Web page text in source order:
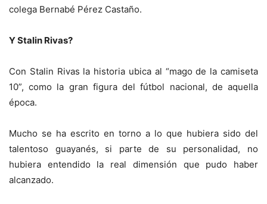
colega Bernabé Pérez Castaño.
Y Stalin Rivas?
Con Stalin Rivas la historia ubica al “mago de la camiseta
10”, como la gran figura del fútbol nacional, de aquella
época.
Mucho se ha escrito en torno a lo que hubiera sido del
talentoso guayanés, si parte de su personalidad, no
hubiera entendido la real dimensión que pudo haber
alcanzado.